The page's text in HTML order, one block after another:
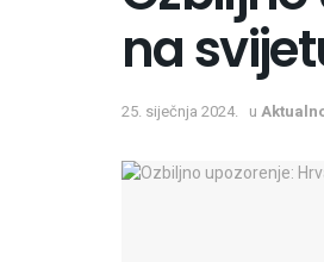
na
25. siječnja 2024. u